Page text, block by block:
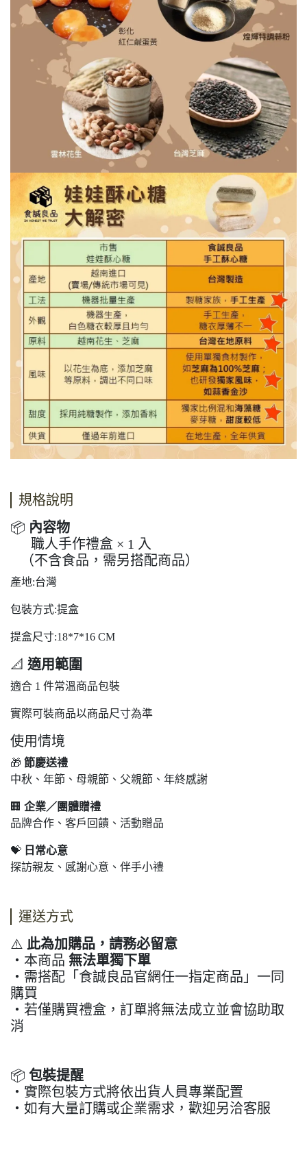
規格說明
📦 內容物
職人手作禮盒 × 1 入
（不含食品，需另搭配商品）
產地:台灣
包裝方式:提盒
提盒尺寸:18*7*16 CM
📐 適用範圍
適合 1 件常溫商品包裝
實際可裝商品以商品尺寸為準
使用情境
🎁 節慶送禮
中秋、年節、母親節、父親節、年終感謝
🏢 企業／團體贈禮
品牌合作、客戶回饋、活動贈品
💝 日常心意
探訪親友、感謝心意、伴手小禮
運送方式
⚠️ 此為加購品，請務必留意
・本商品 無法單獨下單
・需搭配「食誠良品官網任一指定商品」一同
購買
・若僅購買禮盒，訂單將無法成立並會協助取
消
📦 包裝提醒
・實際包裝方式將依出貨人員專業配置
・如有大量訂購或企業需求，歡迎另洽客服